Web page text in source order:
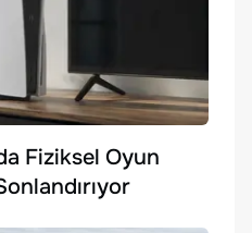
Fiziksel Oyun